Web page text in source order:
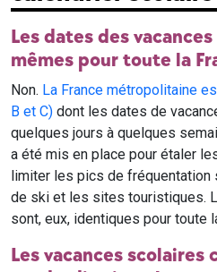
Les dates des
mêmes pour toute la
Non. La France métropolitaine
B et C) dont les dates de
quelques jours à quelques
a été mis en place pour étaler
limiter les pics de
de ski et les sites touristiques.
sont, eux, identiques pour toute
Les vacances